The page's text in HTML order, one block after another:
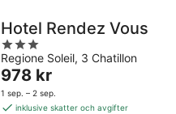
Hotel Rendez Vous
3
out
of
5
Regione Soleil, 3 Chatillon
Priset
är
978 kr
978 kr
1 sep. – 2 sep.
inklusive skatter och avgifter